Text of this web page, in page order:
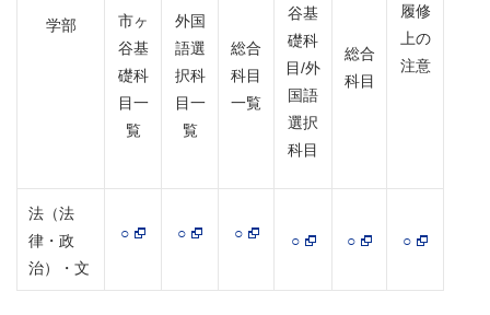
学部
履修
上の
注意
市ヶ
谷基
礎科
目一
覧
外国
語選
択科
目一
覧
総合
科目
一覧
谷基
礎科
目/外
国語
選択
科目
総合
科目
法（法
律・政
治）・文
○ ○ ○ ○ ○ ○